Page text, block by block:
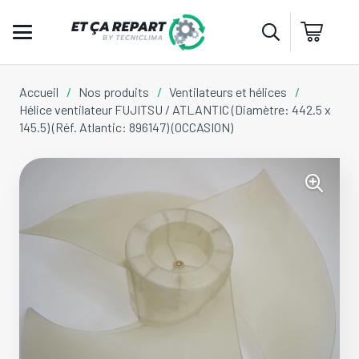
Accueil / Nos produits / Ventilateurs et hélices
/
Hélice ventilateur FUJITSU / ATLANTIC (Diamètre: 442.5 x
145.5) (Réf. Atlantic: 896147) (OCCASION)